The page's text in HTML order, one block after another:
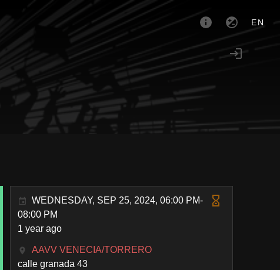
EN
WEDNESDAY, SEP 25, 2024, 06:00 PM-
08:00 PM
1 year ago
AAVV VENECIA/TORRERO
calle granada 43